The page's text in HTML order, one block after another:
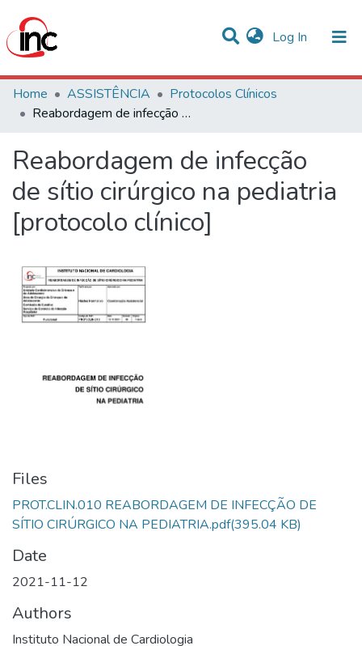
Log In (current)
Communities & Collections
All of DSpace
Home ASSISTÊNCIA
Protocolos Clínicos
Reabordagem de infecção de sítio cirúrgico na pediatria [protocolo clínico]
Reabordagem de infecção
de sítio cirúrgico na pediatria
[protocolo clínico]
Files
PROT.CLIN.010 REABORDAGEM DE INFECÇÃO DE
SÍTIO CIRÚRGICO NA PEDIATRIA.pdf(395.04 KB)
Date
2021-11-12
Authors
Instituto Nacional de Cardiologia